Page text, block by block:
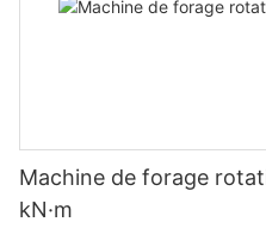
Machine de forage
kN·m